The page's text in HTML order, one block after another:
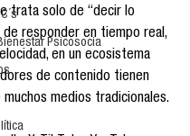
Psicosocia
trata solo de “decir lo
responder en tiempo real,
en un ecosistema
de contenido tienen
medios tradicionales.